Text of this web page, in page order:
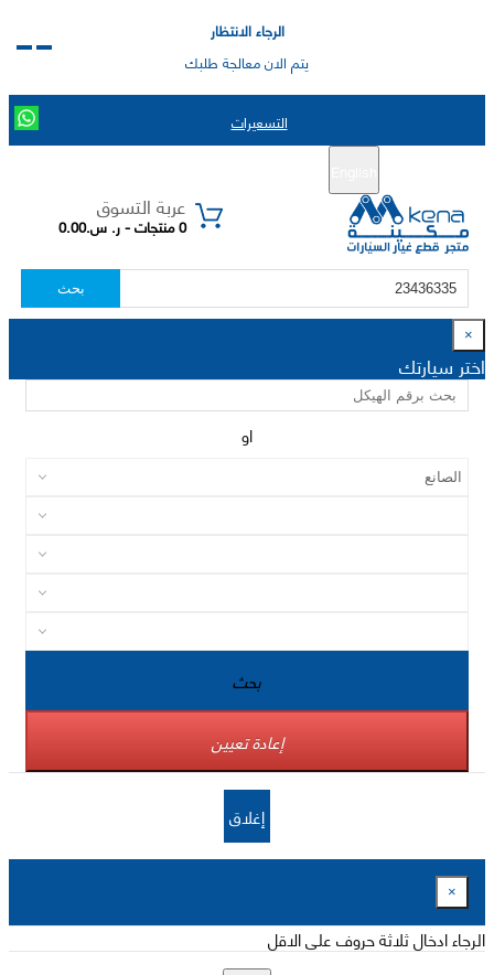
الرجاء الانتظار
يتم الان معالجة طلبك
التسعيرات
عربة التسوق
0 منتجات - ر. س.0.00
بحث
×
اختر سيارتك
او
بحث
إعادة تعيين
إغلاق
×
الرجاء ادخال ثلاثة حروف على الاقل